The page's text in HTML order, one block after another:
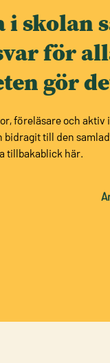
i skolan
för
gör
föreläsare och aktiv
bidragit till den
tillbakablick här.